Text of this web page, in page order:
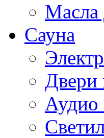
Масла
Сауна
Двери
Аудио